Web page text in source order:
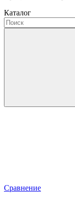
Каталог
Сравнение